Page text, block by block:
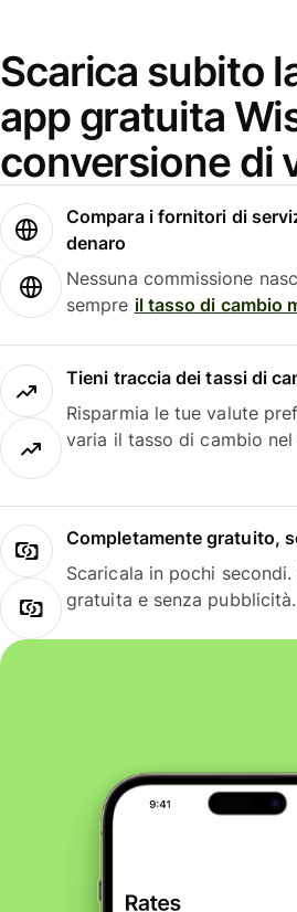
Scarica subito
app gratuita
conversione di
Compara i fornitori di
denaro
Nessuna commissione
sempre il tasso di cambio
Tieni traccia dei tassi di
Risparmia le tue valute
varia il tasso di cambio
Completamente gratuito,
Scaricala in pochi
gratuita e senza pubblicità.